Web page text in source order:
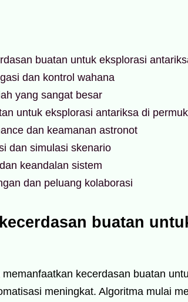
buatan untuk eksplorasi
dan kontrol wahana
yang sangat besar
untuk eksplorasi antariksa di
dan keamanan astronot
dan simulasi skenario
keandalan sistem
dan peluang kolaborasi
buatan
kecerdasan buatan
meningkat. Algoritma mulai